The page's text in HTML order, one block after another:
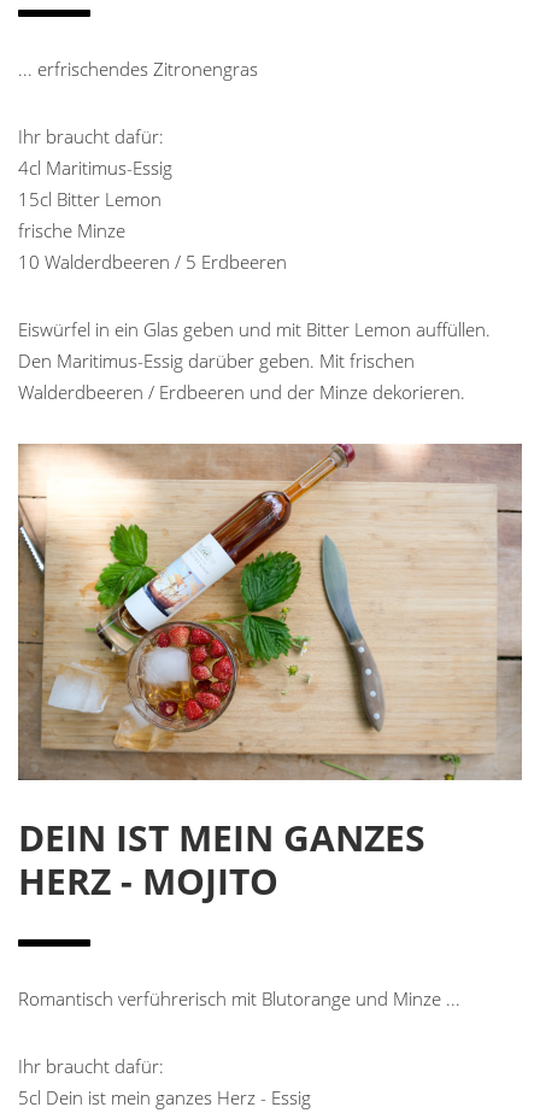
... erfrischendes Zitronengras
Ihr braucht dafür:
4cl Maritimus-Essig
15cl Bitter Lemon
frische Minze
10 Walderdbeeren / 5 Erdbeeren
Eiswürfel in ein Glas geben und mit Bitter Lemon auffüllen.
Den Maritimus-Essig darüber geben. Mit frischen
Walderdbeeren / Erdbeeren und der Minze dekorieren.
DEIN IST MEIN GANZES
HERZ - MOJITO
Romantisch verführerisch mit Blutorange und Minze ...
Ihr braucht dafür:
5cl Dein ist mein ganzes Herz - Essig